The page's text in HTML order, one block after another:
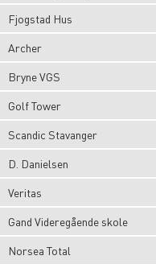
Fjogstad Hus
Archer
Bryne VGS
Golf Tower
Scandic Stavanger
D. Danielsen
Veritas
Gand Videregående skole
Norsea Total